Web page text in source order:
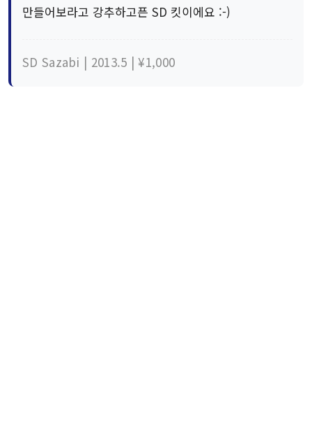
만들어보라고 강추하고픈 SD 킷이에요 :-)
SD Sazabi | 2013.5 | ¥1,000